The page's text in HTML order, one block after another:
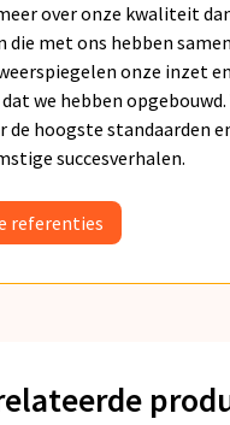
over onze kwaliteit
die met ons hebben
onze inzet
we hebben opgebouwd.
de hoogste standaarden
succesverhalen.
referenties